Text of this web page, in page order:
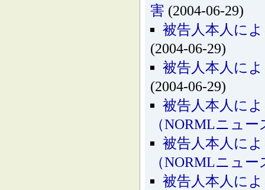
害 (2004-06-29)
被告人本人に
(2004-06-29)
被告人本人に
(2004-06-29)
被告人本人に
（NORMLニュー
被告人本人に
（NORMLニュー
被告人本人に